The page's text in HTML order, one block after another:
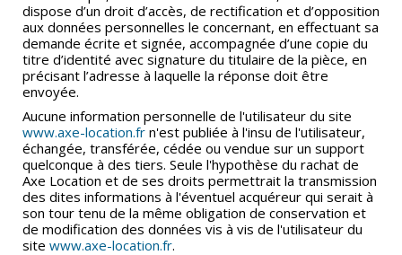
dispose d’un droit d’accès, de rectification et d’opposition
aux données personnelles le concernant, en effectuant sa
demande écrite et signée, accompagnée d’une copie du
titre d’identité avec signature du titulaire de la pièce, en
précisant l’adresse à laquelle la réponse doit être
envoyée.
Aucune information personnelle de l'utilisateur du site
www.axe-location.fr n'est publiée à l'insu de l'utilisateur,
échangée, transférée, cédée ou vendue sur un support
quelconque à des tiers. Seule l'hypothèse du rachat de
Axe Location et de ses droits permettrait la transmission
des dites informations à l'éventuel acquéreur qui serait à
son tour tenu de la même obligation de conservation et
de modification des données vis à vis de l'utilisateur du
site www.axe-location.fr.